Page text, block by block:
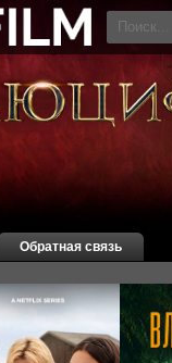
Обратная связь